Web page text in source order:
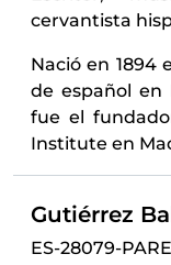
cervantista
Nació en 1894
de español en
fue el
Institute en
ES-28079-